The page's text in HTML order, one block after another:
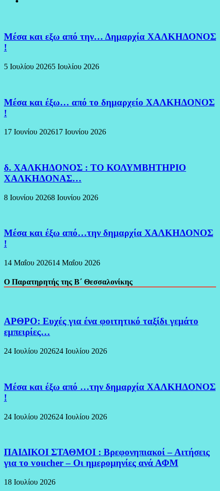
Μέσα και εξω από την… Δημαρχία ΧΑΛΚΗΔΟΝΟΣ
!
5 Ιουλίου 20265 Ιουλίου 2026
Μέσα και έξω… από το δημαρχείο ΧΑΛΚΗΔΟΝΟΣ
!
17 Ιουνίου 202617 Ιουνίου 2026
δ. ΧΑΛΚΗΔΟΝΟΣ : ΤΟ ΚΟΛΥΜΒΗΤΗΡΙΟ
ΧΑΛΚΗΔΟΝΑΣ…
8 Ιουνίου 20268 Ιουνίου 2026
Μέσα και έξω από…την δημαρχία ΧΑΛΚΗΔΟΝΟΣ
!
14 Μαΐου 202614 Μαΐου 2026
Ο Παρατηρητής της Β΄ Θεσσαλονίκης
ΑΡΘΡΟ: Ευχές για ένα φοιτητικό ταξίδι γεμάτο
εμπειρίες…
24 Ιουλίου 202624 Ιουλίου 2026
Μέσα και έξω από …την δημαρχία ΧΑΛΚΗΔΟΝΟΣ
!
24 Ιουλίου 202624 Ιουλίου 2026
ΠΑΙΔΙΚΟΙ ΣΤΑΘΜΟΙ : Βρεφονηπιακοί – Αιτήσεις
για το voucher – Οι ημερομηνίες ανά ΑΦΜ
18 Ιουλίου 2026